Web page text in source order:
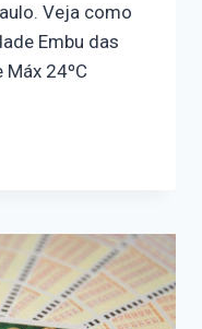
Veja como
Embu das
Máx 24ºC